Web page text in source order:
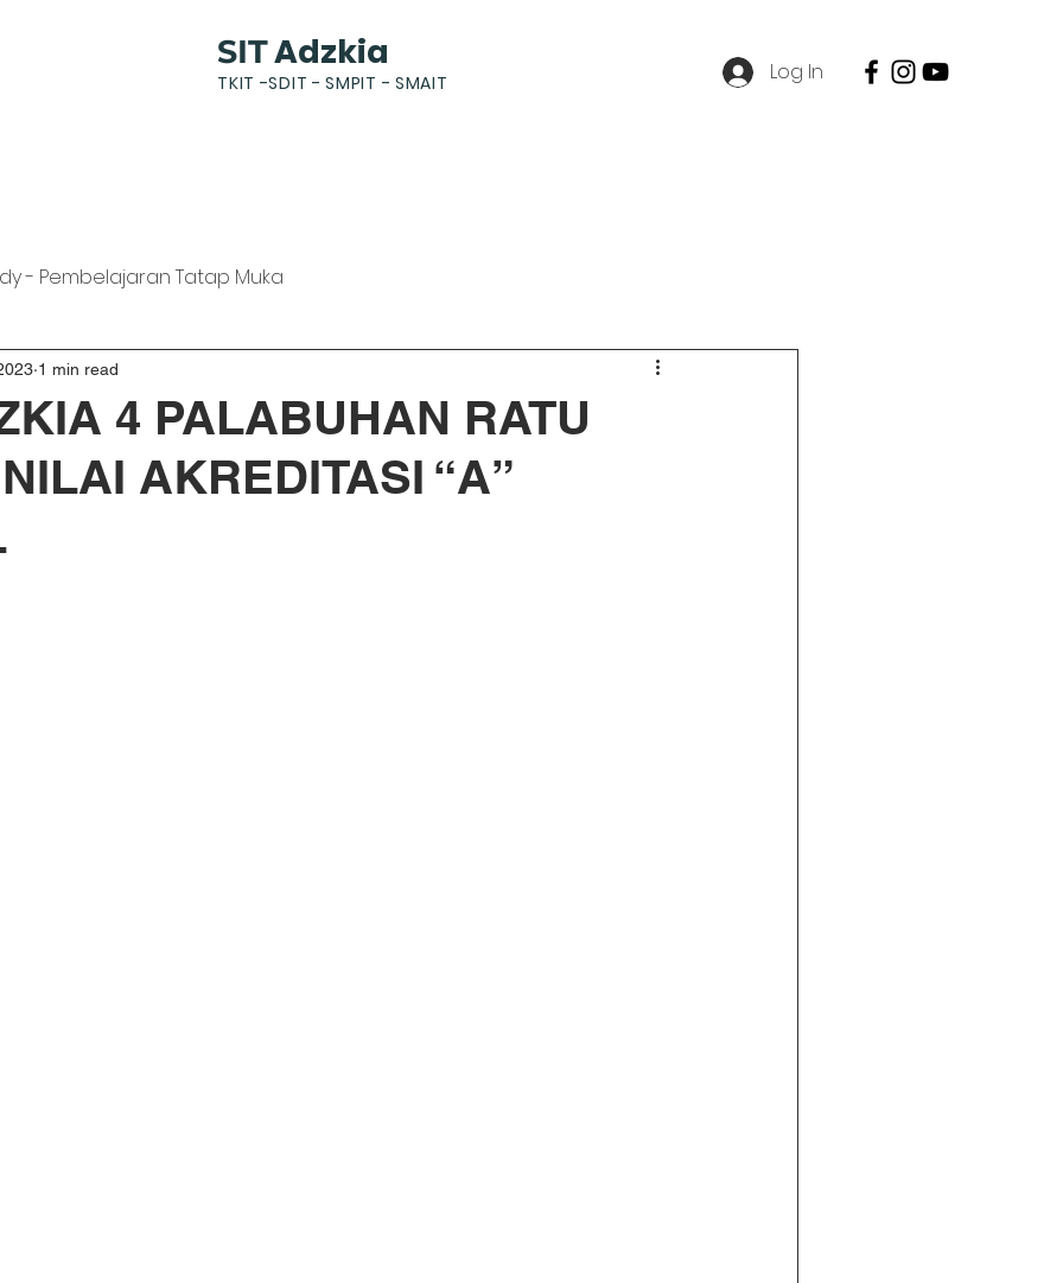
SITAdzkia
TKIT -SDIT - SMPIT - SMAIT Log In
- Pembelajaran Tatap Muka
4 PALABUHAN RATU
AKREDITASI “A”
1 min read